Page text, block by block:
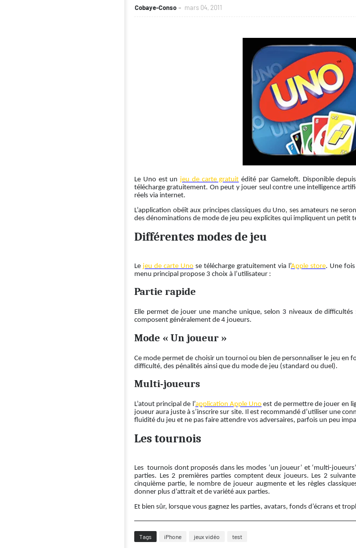
Cobaye-Conso mars 04, 2011
Le Uno est un jeu de carte gratuit édité par Gameloft. Disponible
télécharge gratuitement. On peut y jouer seul contre une intelligence
réels via internet.
L’application obéît aux principes classiques du Uno, ses amateurs ne
des dénominations de mode de jeu peu explicites qui impliquent un petit
Différentes modes de jeu
Le jeu de carte Unose télécharge gratuitement via l’Apple store. Une fois
menu principal propose 3 choix à l’utilisateur :
Partie rapide
Elle permet de jouer une manche unique, selon 3 niveaux de
composent généralement de 4 joueurs.
Mode « Un joueur »
Ce mode permet de choisir un tournoi ou bien de personnaliser le jeu en
difficulté, des pénalités ainsi que du mode de jeu (standard ou duel).
Multi-joueurs
L’atout principal de l’application Apple Uno est de permettre de jouer en
joueur aura juste à s’inscrire sur site. Il est recommandé d’utiliser une
fluidité du jeu et ne pas faire attendre vos adversaires, parfois un peu
Les tournois
Les tournois dont proposés dans les modes ‘un joueur’ et ‘multi-
parties. Les 2 premières parties comptent deux joueurs. Les 2
cinquième partie, le nombre de joueur augmente et les règles
donner plus d’attrait et de variété aux parties.
Et bien sûr, lorsque vous gagnez les parties, avatars, fonds d’écrans et
Tags iPhone jeux vidéo test